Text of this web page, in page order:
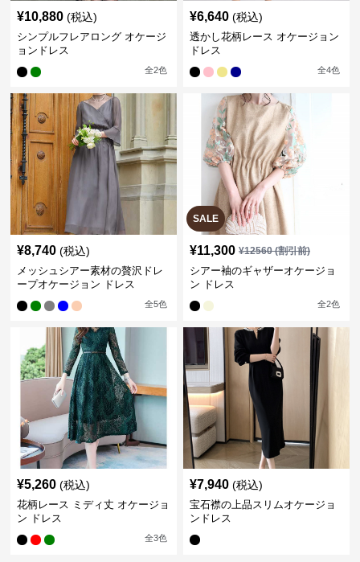
¥10,880 (税込)
シンプルフレアロング オケージ
ョンドレス
全2色
¥6,640 (税込)
透かし花柄レース オケージョン
ドレス
全4色
¥8,740 (税込)
メッシュシアー素材の贅沢ドレ
ープオケージョン ドレス
全5色
SALE
¥11,300 ¥12560(割引前)
シアー袖のギャザーオケージョ
ン ドレス
全2色
¥5,260 (税込)
花柄レース ミディ丈 オケージョ
ン ドレス
全3色
¥7,940 (税込)
宝石襟の上品スリムオケージョ
ンドレス